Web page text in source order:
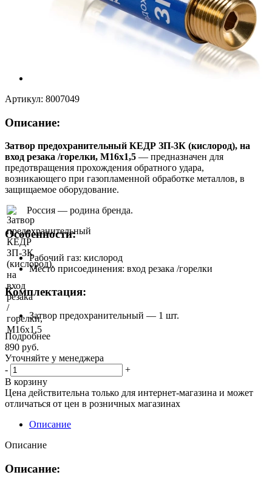
Артикул: 8007049
Описание:
Затвор предохранительный КЕДР ЗП-3К (кислород), на
вход резака /горелки, М16х1,5 — предназначен для
предотвращения прохождения обратного удара,
возникающего при газопламенной обработке металлов, в
защищаемое оборудование.
Россия — родина бренда.
Особенности:
Рабочий газ: кислород
Место присоединения: вход резака /горелки
Комплектация:
Затвор предохранительный — 1 шт.
Подробнее
890 руб.
Уточняйте у менеджера
-
+
В корзину
Цена действительна только для интернет-магазина и может
отличаться от цен в розничных магазинах
Описание
Описание
Описание: